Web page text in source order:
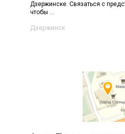
Дзержинске. Связаться с
чтобы ...
Дзержинск